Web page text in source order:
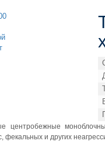
центробежные
фекальных и других